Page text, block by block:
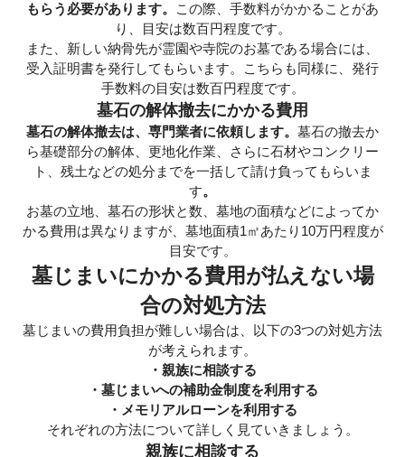
もらう必要があります。
この際、手数料がかかることがあ
り、目安は数百円程度です。
また、新しい納骨先が霊園や寺院のお墓である場合には、
受入証明書を発行してもらいます。こちらも同様に、発行
手数料の目安は数百円程度です。
墓石の解体撤去にかかる費用
墓石の解体撤去は、専門業者に依頼します。 墓石の撤去か
ら基礎部分の解体、更地化作業、さらに石材やコンクリー
ト、残土などの処分までを一括して請け負ってもらいま
す。
お墓の立地、墓石の形状と数、墓地の面積などによってか
かる費用は異なりますが、墓地面積1㎡あたり10万円程度が
目安です。
墓じまいにかかる費用が払えない場
合の対処方法
墓じまいの費用負担が難しい場合は、以下の3つの対処方法
が考えられます。
・親族に相談する
・墓じまいへの補助金制度を利用する
・メモリアルローンを利用する
それぞれの方法について詳しく見ていきましょう。
親族に相談する